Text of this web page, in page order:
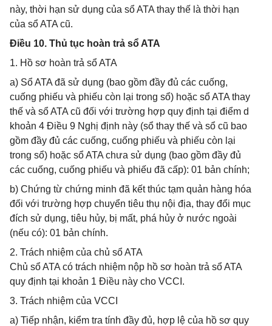
này, thời hạn sử dụng của sổ ATA thay thế là thời hạn
của sổ ATA cũ.
Điều 10. Thủ tục hoàn trả sổ ATA
1. Hồ sơ hoàn trả sổ ATA
a) Sổ ATA đã sử dụng (bao gồm đầy đủ các cuống,
cuống phiếu và phiếu còn lại trong sổ) hoặc sổ ATA thay
thế và sổ ATA cũ đối với trường hợp quy định tại điểm d
khoản 4 Điều 9 Nghị định này (sổ thay thế và sổ cũ bao
gồm đầy đủ các cuống, cuống phiếu và phiếu còn lại
trong sổ) hoặc sổ ATA chưa sử dụng (bao gồm đầy đủ
các cuống, cuống phiếu và phiếu đã cấp): 01 bản chính;
b) Chứng từ chứng minh đã kết thúc tạm quản hàng hóa
đối với trường hợp chuyển tiêu thụ nội địa, thay đổi mục
đích sử dụng, tiêu hủy, bị mất, phá hủy ở nước ngoài
(nếu có): 01 bản chính.
2. Trách nhiệm của chủ sổ ATA
Chủ sổ ATA có trách nhiệm nộp hồ sơ hoàn trả sổ ATA
quy định tại khoản 1 Điều này cho VCCI.
3. Trách nhiệm của VCCI
a) Tiếp nhận, kiểm tra tính đầy đủ, hợp lệ của hồ sơ quy